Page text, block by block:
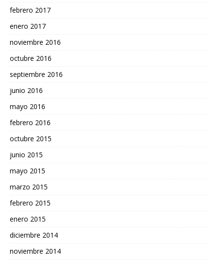
febrero 2017
enero 2017
noviembre 2016
octubre 2016
septiembre 2016
junio 2016
mayo 2016
febrero 2016
octubre 2015
junio 2015
mayo 2015
marzo 2015
febrero 2015
enero 2015
diciembre 2014
noviembre 2014